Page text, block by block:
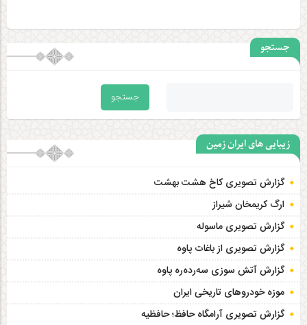
جستجو
زیبایی های ایران زمین
گزارش تصویری کاخ هشت‌ بهشت
ارگ کریمخان شیراز
گزارش تصویری ماسوله
گزارش تصویری از باغات پاوه
گزارش آتش سوزی سەردەرە پاوه
موزه خودروهای تاریخی ایران
گزارش تصویری آرامگاه حافظ؛ حافظیه‎